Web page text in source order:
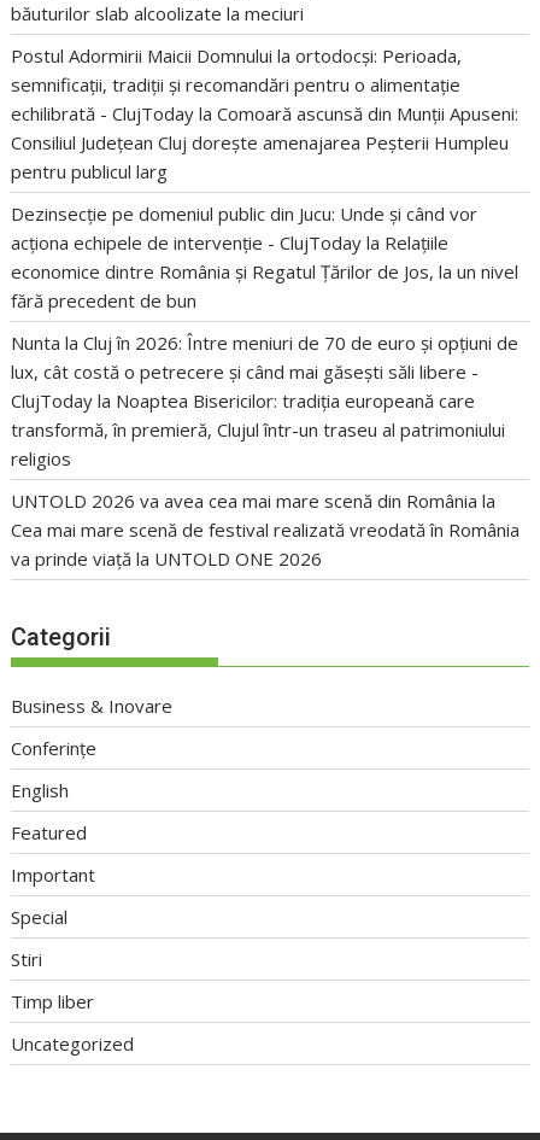
băuturilor slab alcoolizate la meciuri
Postul Adormirii Maicii Domnului la ortodocși: Perioada,
semnificații, tradiții și recomandări pentru o alimentație
echilibrată - ClujToday laComoară ascunsă din Munții Apuseni:
Consiliul Județean Cluj dorește amenajarea Peșterii Humpleu
pentru publicul larg
Dezinsecție pe domeniul public din Jucu: Unde și când vor
acționa echipele de intervenție - ClujToday la Relațiile
economice dintre România și Regatul Țărilor de Jos, la un nivel
fără precedent de bun
Nunta la Cluj în 2026: Între meniuri de 70 de euro și opțiuni de
lux, cât costă o petrecere și când mai găsești săli libere -
ClujToday la Noaptea Bisericilor: tradiția europeană care
transformă, în premieră, Clujul într-un traseu al patrimoniului
religios
UNTOLD 2026 va avea cea mai mare scenă din România la
Cea mai mare scenă de festival realizată vreodată în România
va prinde viață la UNTOLD ONE 2026
Categorii
Business & Inovare
Conferințe
English
Featured
Important
Special
Stiri
Timp liber
Uncategorized